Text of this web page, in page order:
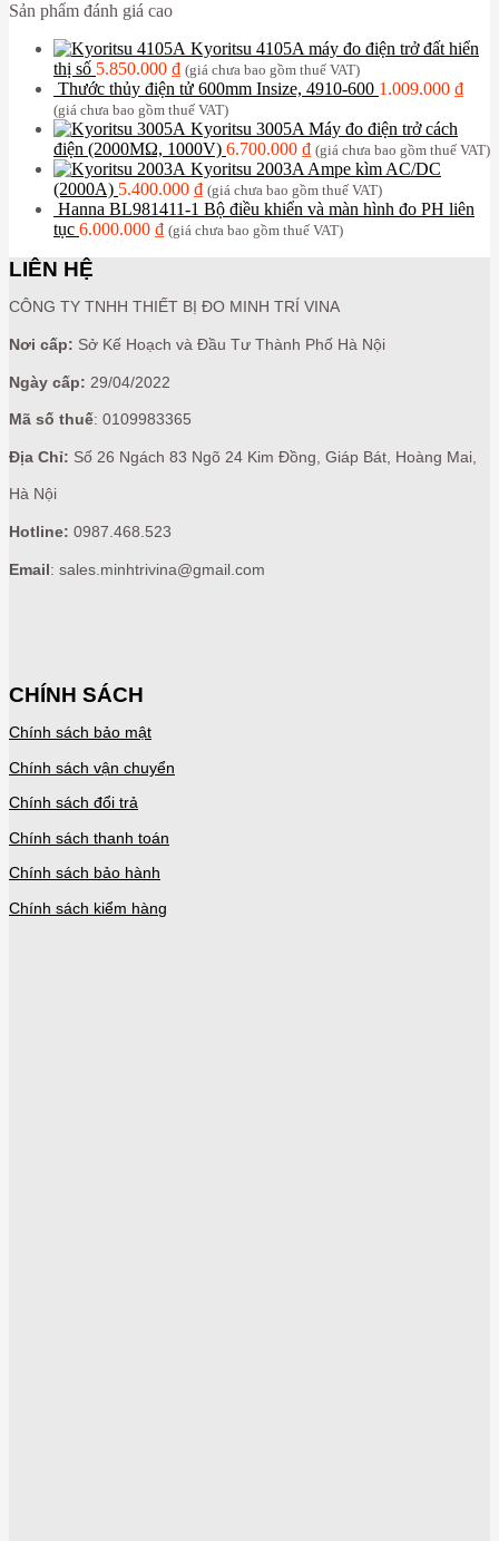
Sản phẩm đánh giá cao
Kyoritsu 4105A máy đo điện trở đất hiển
thị số 5.850.000 ₫ (giá chưa bao gồm thuế VAT)
Thước thủy điện tử 600mm Insize, 4910-600 1.009.000 ₫
(giá chưa bao gồm thuế VAT)
Kyoritsu 3005A Máy đo điện trở cách
điện (2000MΩ, 1000V) 6.700.000 ₫ (giá chưa bao gồm thuế VAT)
Kyoritsu 2003A Ampe kìm AC/DC
(2000A) 5.400.000 ₫ (giá chưa bao gồm thuế VAT)
Hanna BL981411-1 Bộ điều khiển và màn hình đo PH liên
tục 6.000.000 ₫ (giá chưa bao gồm thuế VAT)
LIÊN HỆ
CÔNG TY TNHH THIẾT BỊ ĐO MINH TRÍ VINA
Nơi cấp: Sở Kế Hoạch và Đầu Tư Thành Phố Hà Nội
Ngày cấp: 29/04/2022
Mã số thuế: 0109983365
Địa Chỉ: Số 26 Ngách 83 Ngõ 24 Kim Đồng, Giáp Bát, Hoàng Mai,
Hà Nội
Hotline: 0987.468.523
Email: sales.minhtrivina@gmail.com
CHÍNH SÁCH
Chính sách bảo mật
Chính sách vận chuyển
Chính sách đổi trả
Chính sách thanh toán
Chính sách bảo hành
Chính sách kiểm hàng